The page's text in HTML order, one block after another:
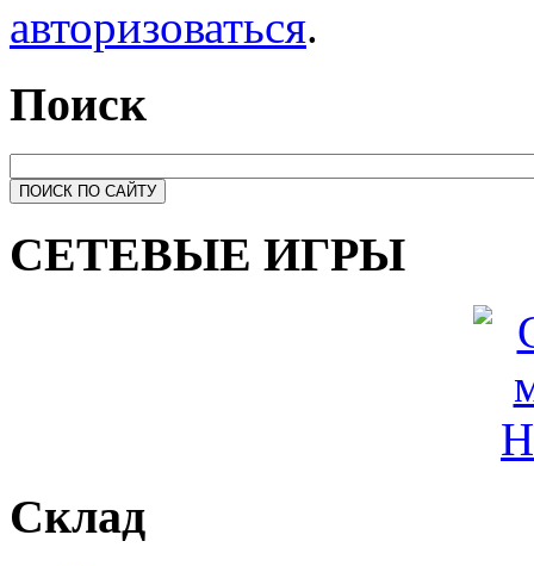
авторизоваться.
Поиск
СЕТЕВЫЕ ИГРЫ
Склад